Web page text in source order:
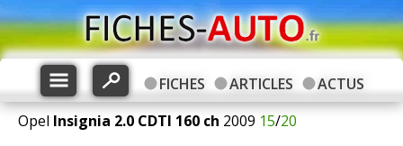
FICHES ARTICLES
ACTUS
Opel Insignia 2.0 CDTI 160 ch 2009 15/20